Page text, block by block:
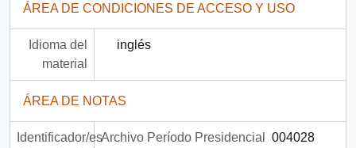
ÁREA DE CONDICIONES DE ACCESO Y USO
Idioma del
material
inglés
ÁREA DE NOTAS
Identificador/esArchivo Período Presidencial 004028